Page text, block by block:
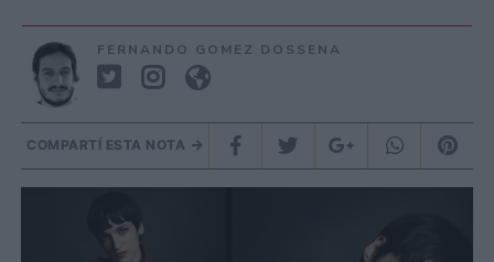
FERNANDO GOMEZ DOSSENA
COMPARTÍ ESTA NOTA